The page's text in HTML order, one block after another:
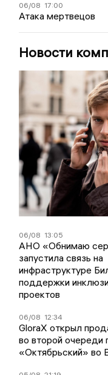
06/08 17:00
Атака мертвецов
Новости
06/08 13:05
АНО «Обнимаю
запустила связь на
инфраструктуре
поддержки
проектов
06/08 12:34
GloraX открыл
во второй очереди
«Октябрьский» во